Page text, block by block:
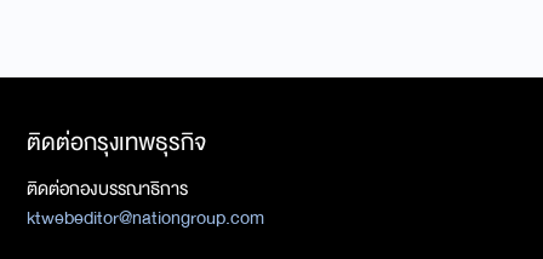
ติดต่อกรุงเทพธุรกิจ
ติดต่อกองบรรณาธิการ
ktwebeditor@nationgroup.com